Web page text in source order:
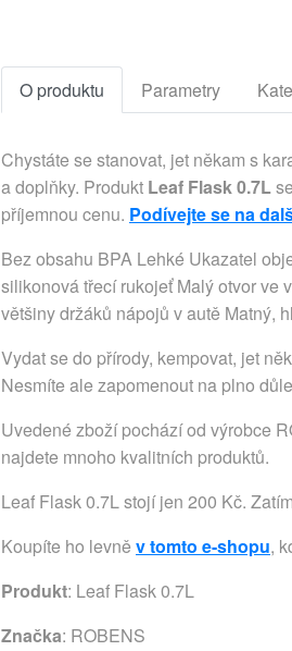
O produktu Parametry
Chystáte se stanovat, jet někam s
a doplňky. Produkt Leaf Flask 0.7L
příjemnou cenu. Podívejte se na
Bez obsahu BPA Lehké Ukazatel
silikonová třecí rukojeť Malý otvor ve
většiny držáků nápojů v autě Matný,
Vydat se do přírody, kempovat, jet
Nesmíte ale zapomenout na plno
Uvedené zboží pochází od výrobce
najdete mnoho kvalitních produktů.
Leaf Flask 0.7L stojí jen 200 Kč.
Koupíte ho levně v tomto e-shopu,
Produkt: Leaf Flask 0.7L
Značka: ROBENS